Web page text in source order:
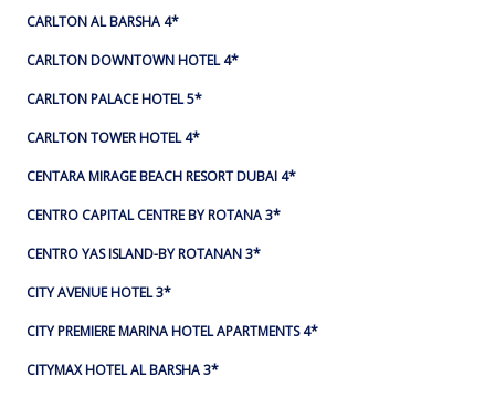
CARLTON AL BARSHA 4*
CARLTON DOWNTOWN HOTEL 4*
CARLTON PALACE HOTEL 5*
CARLTON TOWER HOTEL 4*
CENTARA MIRAGE BEACH RESORT DUBAI 4*
CENTRO CAPITAL CENTRE BY ROTANA 3*
CENTRO YAS ISLAND-BY ROTANAN 3*
CITY AVENUE HOTEL 3*
CITY PREMIERE MARINA HOTEL APARTMENTS 4*
CITYMAX HOTEL AL BARSHA 3*